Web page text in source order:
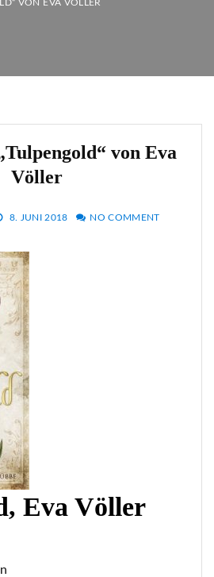
VON EVA VÖLLER
von Eva
Völler
8. JUNI 2018 NO COMMENT
Eva Völler